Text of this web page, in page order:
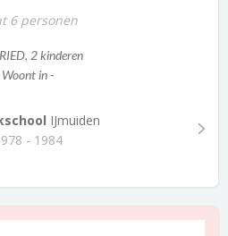
6 personen
, 2 kinderen
Woont in -
IJmuiden
- 1984